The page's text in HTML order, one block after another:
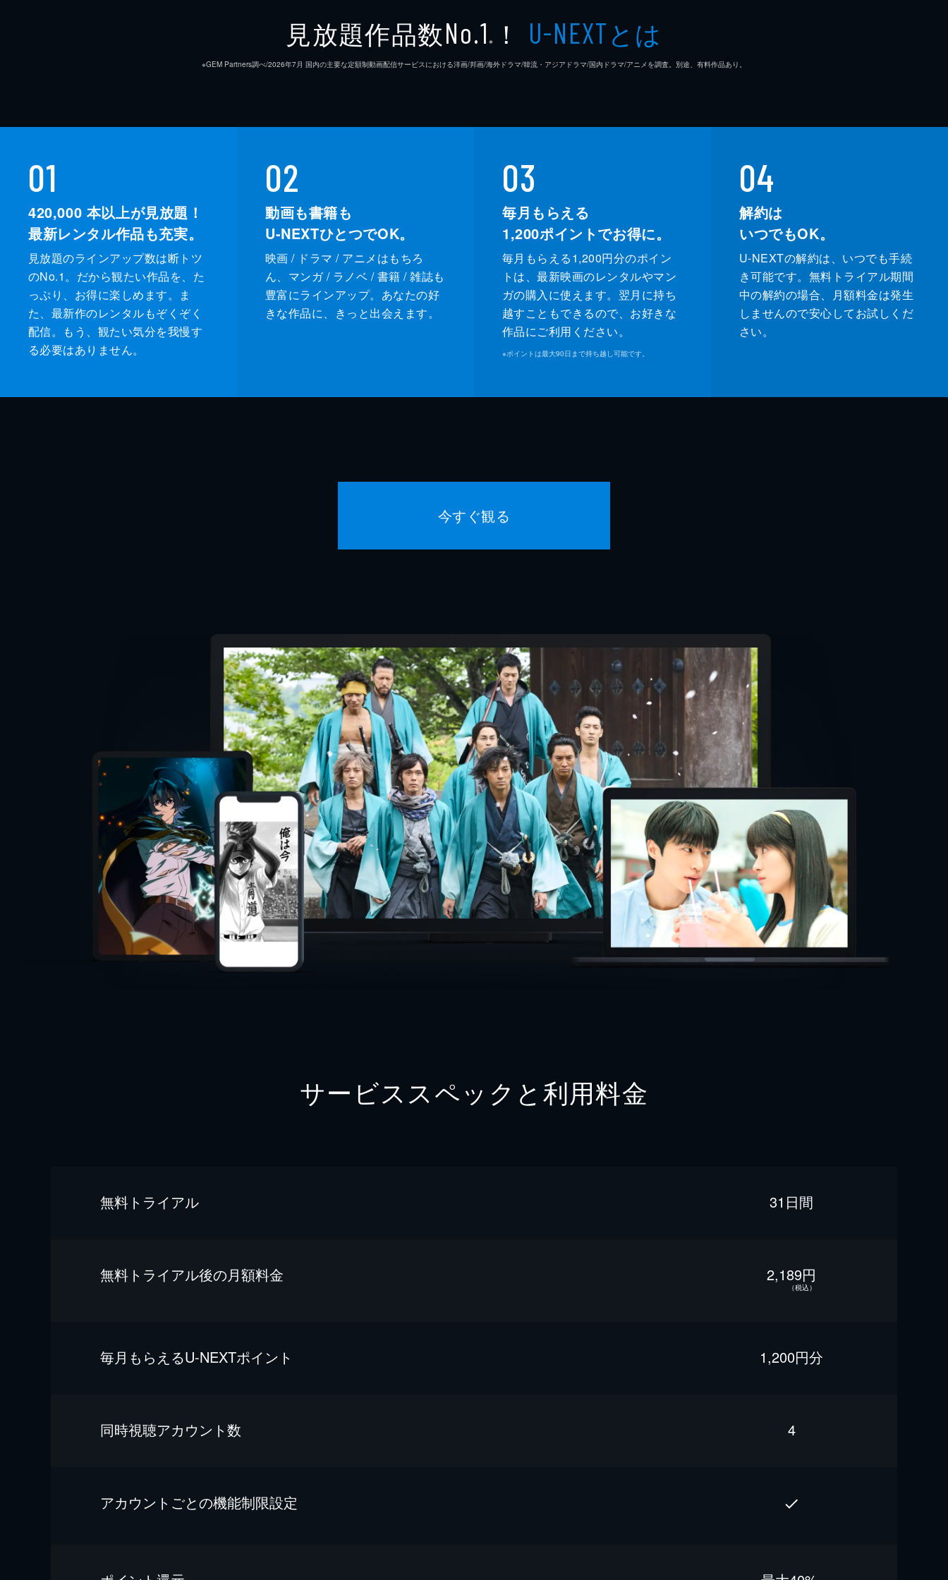
見放題作品数No.1 ※ ！ U-NEXTとは
※GEM Partners調べ/2026年7⽉ 国内の主要な定額制動画配信サービスにおける洋画/邦画/海外ドラマ/韓流・アジアドラマ/国内ドラマ/アニメを調査。別途、有料作品あり。
01
420,000 本以上が見放題！
最新レンタル作品も充実。
見放題のラインアップ数は断トツ
のNo.1。だから観たい作品を、た
っぷり、お得に楽しめます。ま
た、最新作のレンタルもぞくぞく
配信。もう、観たい気分を我慢す
る必要はありません。
02
動画も書籍も
U-NEXTひとつでOK。
映画 / ドラマ / アニメはもちろ
ん、マンガ / ラノベ / 書籍 / 雑誌も
豊富にラインアップ。あなたの好
きな作品に、きっと出会えます。
03
毎月もらえる
1,200ポイントでお得に。
毎月もらえる1,200円分のポイン
トは、最新映画のレンタルやマン
ガの購入に使えます。翌月に持ち
越すこともできるので、お好きな
作品にご利用ください。
※ポイントは最大90日まで持ち越し可能です。
04
解約は
いつでもOK。
U-NEXTの解約は、いつでも手続
き可能です。無料トライアル期間
中の解約の場合、月額料金は発生
しませんので安心してお試しくだ
さい。
今すぐ観る
サービススペックと利用料金
無料トライアル 31日間
無料トライアル後の⽉額料金 2,189円
（税込）
毎⽉もらえるU-NEXTポイント 1,200円分
同時視聴アカウント数 4
アカウントごとの機能制限設定